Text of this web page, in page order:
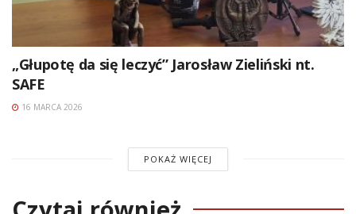
„Głupotę da się leczyć” Jarosław Zieliński nt.
SAFE
16 MARCA 2026
POKAŻ WIĘCEJ